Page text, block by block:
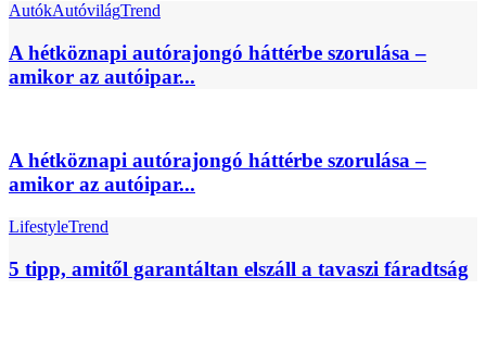
AutókAutóvilágTrend
A hétköznapi autórajongó háttérbe szorulása –
amikor az autóipar...
A hétköznapi autórajongó háttérbe szorulása –
amikor az autóipar...
LifestyleTrend
5 tipp, amitől garantáltan elszáll a tavaszi fáradtság